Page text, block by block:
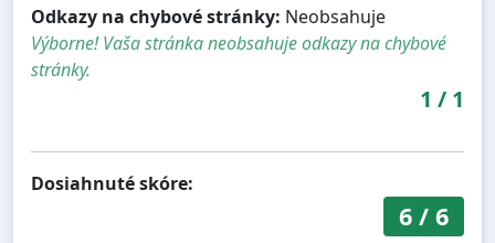
Odkazy na chybové stránky: Neobsahuje
Výborne! Vaša stránka neobsahuje odkazy na chybové
stránky.
1 / 1
Dosiahnuté skóre:
6/ 6